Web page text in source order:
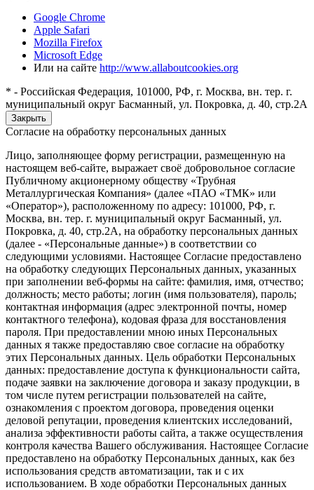
Google Chrome
Apple Safari
Mozilla Firefox
Microsoft Edge
Или на сайте http://www.allaboutcookies.org
* - Российская Федерация, 101000, РФ, г. Москва, вн. тер. г.
муниципальный округ Басманный, ул. Покровка, д. 40, стр.2А
Закрыть
Согласие на обработку персональных данных
Лицо, заполняющее форму регистрации, размещенную на
настоящем веб-сайте, выражает своё добровольное согласие
Публичному акционерному обществу «Трубная
Металлургическая Компания» (далее «ПАО «ТМК» или
«Оператор»), расположенному по адресу: 101000, РФ, г.
Москва, вн. тер. г. муниципальный округ Басманный, ул.
Покровка, д. 40, стр.2А, на обработку персональных данных
(далее - «Персональные данные») в соответствии со
следующими условиями. Настоящее Согласие предоставлено
на обработку следующих Персональных данных, указанных
при заполнении веб-формы на сайте: фамилия, имя, отчество;
должность; место работы; логин (имя пользователя), пароль;
контактная информация (адрес электронной почты, номер
контактного телефона), кодовая фраза для восстановления
пароля. При предоставлении мною иных Персональных
данных я также предоставляю свое согласие на обработку
этих Персональных данных. Цель обработки Персональных
данных: предоставление доступа к функциональности сайта,
подаче заявки на заключение договора и заказу продукции, в
том числе путем регистрации пользователей на сайте,
ознакомления с проектом договора, проведения оценки
деловой репутации, проведения клиентских исследований,
анализа эффективности работы сайта, а также осуществления
контроля качества Вашего обслуживания. Настоящее Согласие
предоставлено на обработку Персональных данных, как без
использования средств автоматизации, так и с их
использованием. В ходе обработки Персональных данных